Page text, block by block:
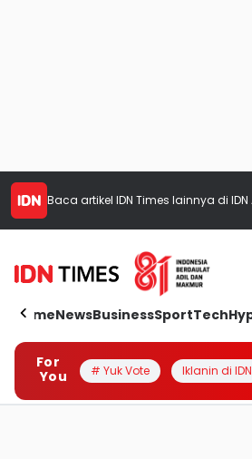
Baca artikel IDN Times lainnya di IDN
HomeNewsBusinessSportTech
For
You
# Yuk Vote Iklanin di IDN